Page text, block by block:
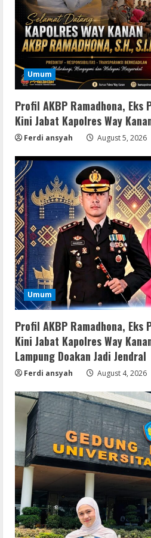
Umum
Profil AKBP Ramadhona, Eks
Kini Jabat Kapolres Way
Ferdi ansyah August 5, 2026
Umum
Profil AKBP Ramadhona, Eks
Kini Jabat Kapolres Way
Lampung Doakan Jadi Jendral
Ferdi ansyah August 4, 2026
2
Assassin’s
Deluxe Edition
for Desktop
August 6, 2026
3
Umum
Profil AKBP
Brimob Papua
Kanan
August 5, 2026